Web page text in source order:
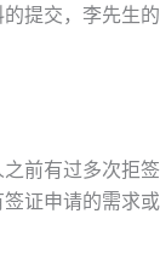
提交，李先生
前有过多次拒
证申请的需求